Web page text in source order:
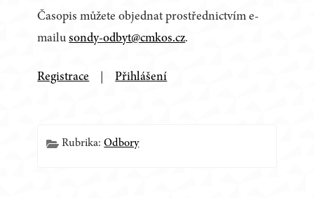
Časopis můžete objednat prostřednictvím e-
mailusondy-odbyt@cmkos.cz.
Registrace |Přihlášení
Rubrika:Odbory